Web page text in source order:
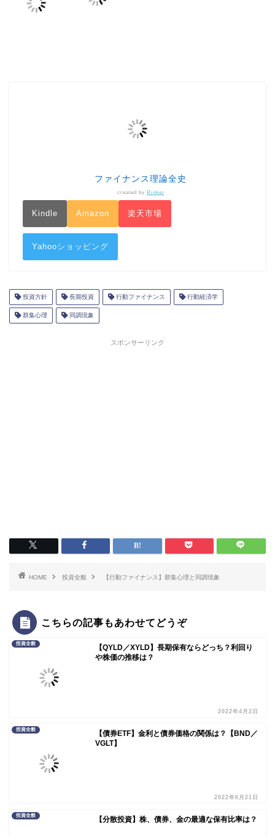
ファイナンス理論全史
created by Rinker
Kindle Amazon 楽天市場
Yahooショッピング
投資方針 長期投資 行動ファイナンス 行動経済学
群集心理 同調現象
スポンサーリンク
HOME 投資全般 【行動ファイナンス】群集心理と同調現象
こちらの記事もあわせてどうぞ
投資全般
【QYLD／XYLD】長期保有ならどっち？利回り
や株価の推移は？
2022年4月2日
投資全般
【債券ETF】金利と債券価格の関係は？【BND／
VGLT】
2022年6月21日
投資全般 【分散投資】株、債券、金の最適な保有比率は？